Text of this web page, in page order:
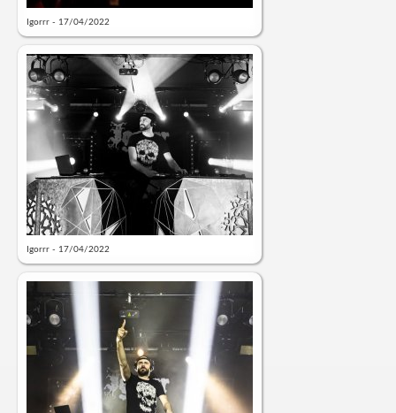
Igorrr - 17/04/2022
Igorrr - 17/04/2022